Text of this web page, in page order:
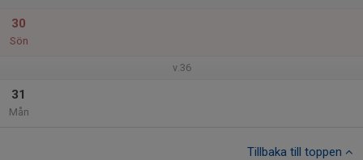
30
Sön
v.36
31
Mån
Tillbaka till toppen